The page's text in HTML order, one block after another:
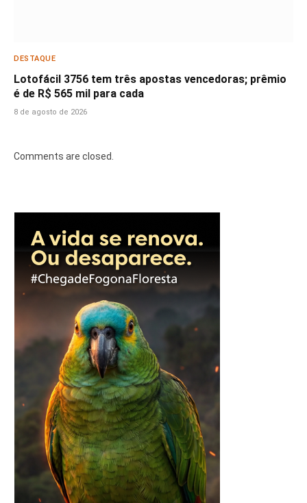
DESTAQUE
Lotofácil 3756 tem três apostas vencedoras; prêmio
é de R$ 565 mil para cada
8 de agosto de 2026
Comments are closed.